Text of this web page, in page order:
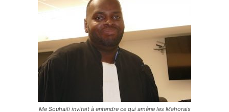
Me Souhaili invitait à entendre ce qui amène les Mahorais